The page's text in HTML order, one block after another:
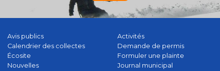
Avis publics
Calendrier des collectes
Écosite
Nouvelles
Activités
Demande de permis
Formuler une plainte
Journal municipal